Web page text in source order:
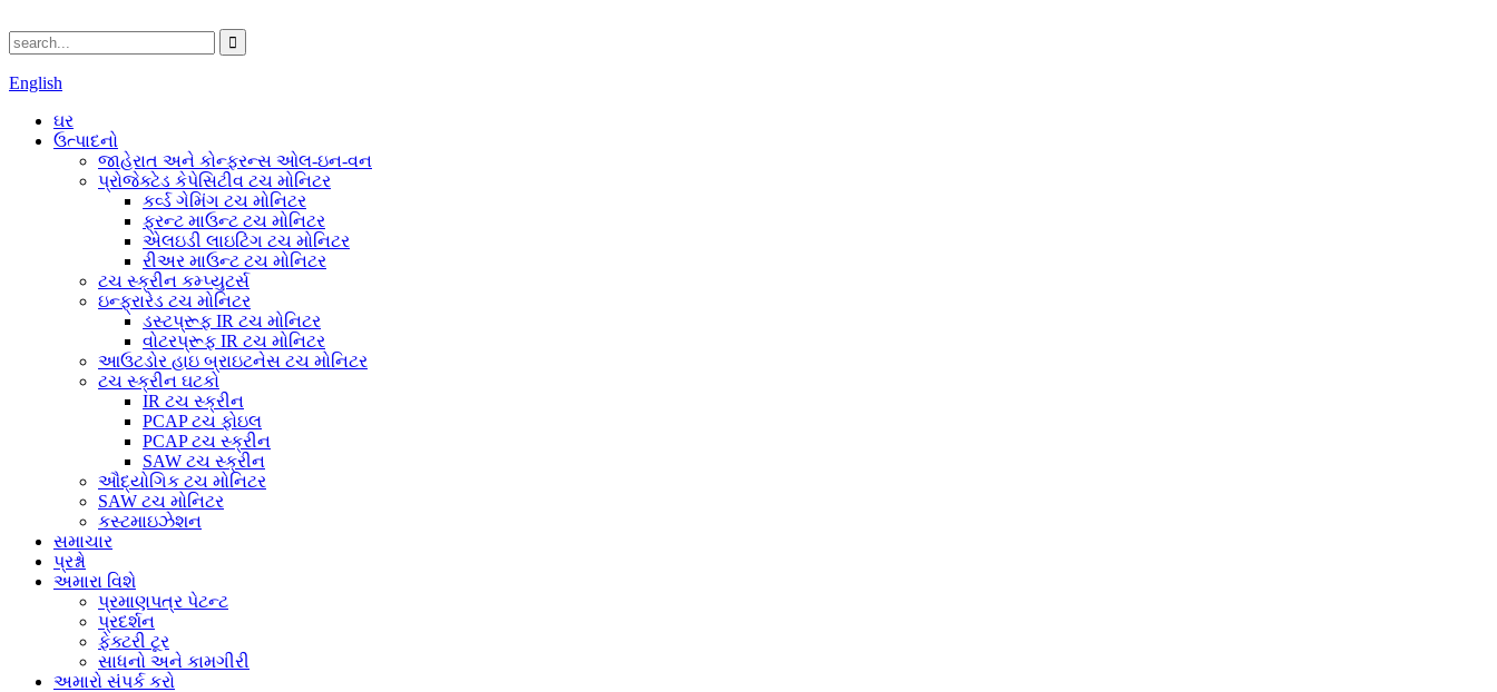
English
ઘર
ઉત્પાદનો
જાહેરાત અને કોન્ફરન્સ ઓલ-ઇન-વન
પ્રોજેક્ટેડ કેપેસિટીવ ટચ મોનિટર
કર્વ્ડ ગેમિંગ ટચ મોનિટર
ફ્રન્ટ માઉન્ટ ટચ મોનિટર
એલઇડી લાઇટિંગ ટચ મોનિટર
રીઅર માઉન્ટ ટચ મોનિટર
ટચ સ્ક્રીન કમ્પ્યુટર્સ
ઇન્ફ્રારેડ ટચ મોનિટર
ડસ્ટપ્રૂફ IR ટચ મોનિટર
વોટરપ્રૂફ IR ટચ મોનિટર
આઉટડોર હાઇ બ્રાઇટનેસ ટચ મોનિટર
ટચ સ્ક્રીન ઘટકો
IR ટચ સ્ક્રીન
PCAP ટચ ફોઇલ
PCAP ટચ સ્ક્રીન
SAW ટચ સ્ક્રીન
ઔદ્યોગિક ટચ મોનિટર
SAW ટચ મોનિટર
કસ્ટમાઇઝેશન
સમાચાર
પ્રશ્નો
અમારા વિશે
પ્રમાણપત્ર પેટન્ટ
પ્રદર્શન
ફેક્ટરી ટૂર
સાધનો અને કામગીરી
અમારો સંપર્ક કરો